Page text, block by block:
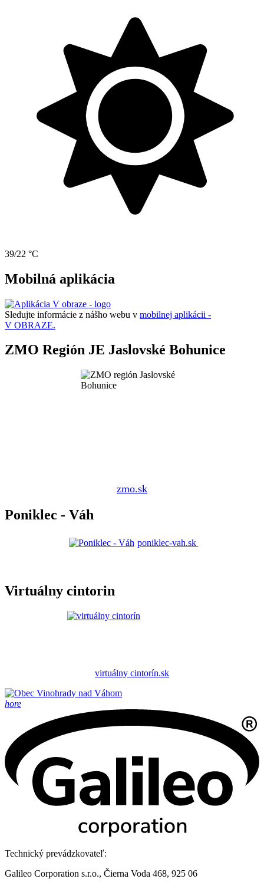
39/22 °C
Mobilná aplikácia
Sledujte informácie z nášho webu v mobilnej aplikácii -
V OBRAZE.
ZMO Región JE Jaslovské Bohunice
zmo.sk
Poniklec - Váh
poniklec-vah.sk
Virtuálny cintorin
virtuálny cintorín.sk
hore
Technický prevádzkovateľ:
Galileo Corporation s.r.o., Čierna Voda 468, 925 06